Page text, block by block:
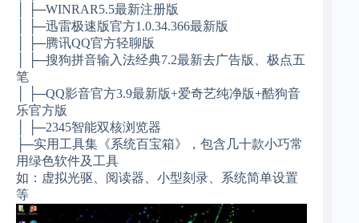
│ ├─WINRAR5.5最新注册版
│ ├─迅雷极速版官方1.0.34.366最新版
│ ├─腾讯QQ官方轻聊版
│ ├─搜狗拼音输入法经典7.2最新去广告版、极点五
笔
│ ├─QQ影音官方3.9最新版+爱奇艺纯净版+酷狗音
乐官方版
│ ├─2345智能双核浏览器
├─实用工具集《系统百宝箱》，包含几十款小巧常
用绿色软件及工具
如：虚拟光驱、阅读器、小型刻录、系统简单设置
等